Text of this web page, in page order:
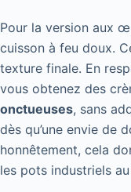
Pour la version aux
cuisson à feu doux.
texture finale. En
vous obtenez des
onctueuses, sans
dès qu’une envie de
honnêtement, cela
les pots industriels